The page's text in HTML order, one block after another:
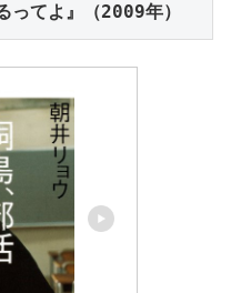
ってよ』（2009年）